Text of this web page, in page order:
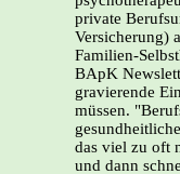
private
Versicherung)
Familien-
BApK
gravierende
müssen.
das viel zu oft
und dann